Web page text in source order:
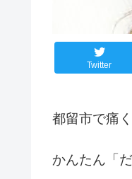
Twitter
都留市で痛
かんたん「